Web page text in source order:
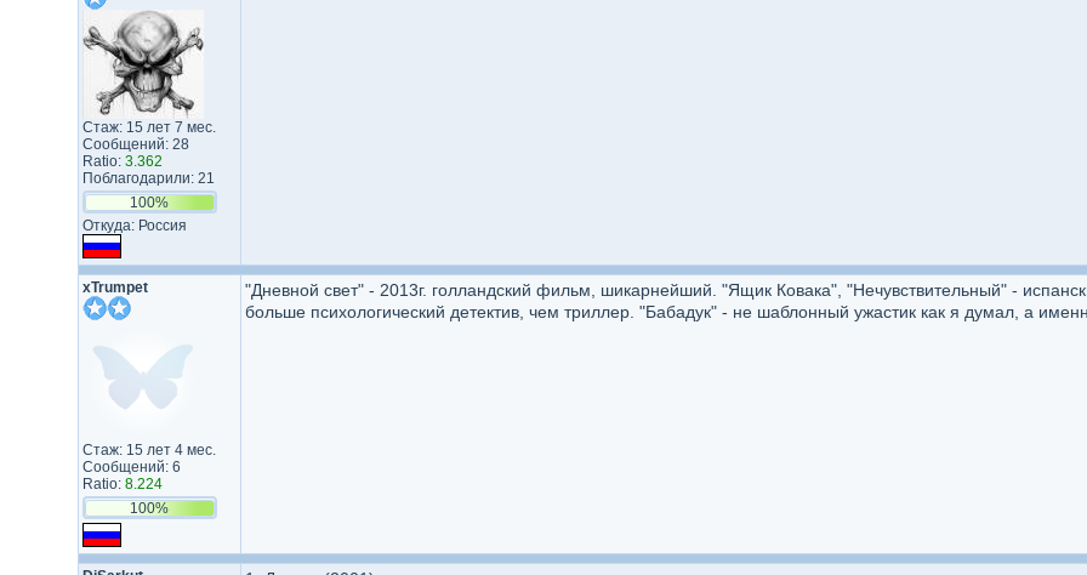
Стаж: 15 лет 7 мес.
Сообщений: 28
Ratio: 3.362
Поблагодарили: 21
100%
Откуда: Россия
xTrumpet
Стаж: 15 лет 4 мес.
Сообщений: 6
Ratio: 8.224
100%
"Дневной свет" - 2013г. голландский фильм, шикарнейший. "Ящик Ковака", "Нечувствительный" -
больше психологический детектив, чем триллер. "Бабадук" - не шаблонный ужастик как я думал, а